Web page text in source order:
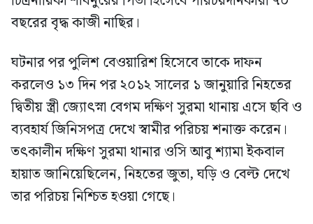
বছরের বৃদ্ধ কাজী নাছির।
ঘটনার পর পুলিশ বেওয়ারিশ হিসেবে তাকে দাফন
করলেও ১৩ দিন পর ২০১২ সালের ১ জানুয়ারি নিহতের
দ্বিতীয় স্ত্রী জ্যোৎস্না বেগম দক্ষিণ সুরমা থানায় এসে ছবি ও
ব্যবহার্য জিনিসপত্র দেখে স্বামীর পরিচয় শনাক্ত করেন।
তৎকালীন দক্ষিণ সুরমা থানার ওসি আবু শ্যামা ইকবাল
হায়াত জানিয়েছিলেন, নিহতের জুতা, ঘড়ি ও বেল্ট দেখে
তার পরিচয় নিশ্চিত হওয়া গেছে।